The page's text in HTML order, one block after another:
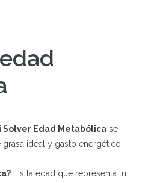
Solver Edad Metabólica se
ideal y gasto energético.
: Es la edad que representa tu